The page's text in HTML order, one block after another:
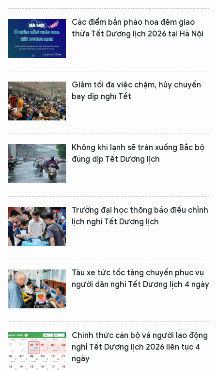
Các điểm bắn pháo hoa đêm giao
thừa Tết Dương lịch 2026 tại Hà Nội
Giảm tối đa việc chậm, hủy chuyến
bay dịp nghỉ Tết
Không khí lạnh sẽ tràn xuống Bắc bộ
đúng dịp Tết Dương lịch
Trường đại học thông báo điều chỉnh
lịch nghỉ Tết Dương lịch
Tàu xe tức tốc tăng chuyến phục vụ
người dân nghỉ Tết Dương lịch 4 ngày
Chính thức cán bộ và người lao động
nghỉ Tết Dương lịch 2026 liên tục 4
ngày